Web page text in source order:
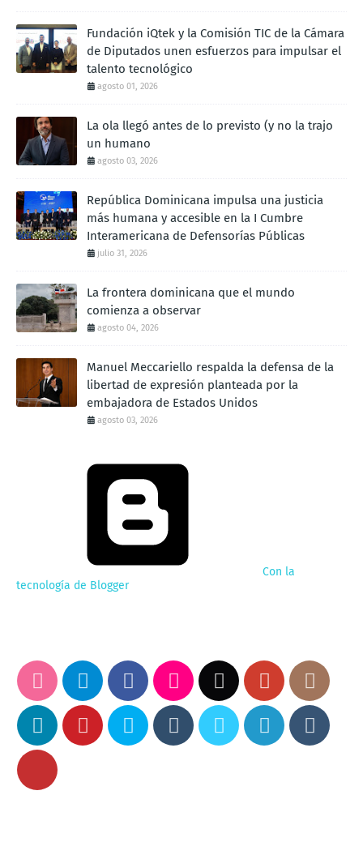
Fundación iQtek y la Comisión TIC de la Cámara
de Diputados unen esfuerzos para impulsar el
talento tecnológico
agosto 01, 2026
La ola llegó antes de lo previsto (y no la trajo
un humano
agosto 03, 2026
República Dominicana impulsa una justicia
más humana y accesible en la I Cumbre
Interamericana de Defensorías Públicas
julio 31, 2026
La frontera dominicana que el mundo
comienza a observar
agosto 04, 2026
Manuel Meccariello respalda la defensa de la
libertad de expresión planteada por la
embajadora de Estados Unidos
agosto 03, 2026
Con la
tecnología de Blogger